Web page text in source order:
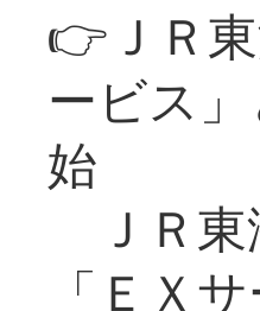
👉ＪＲ
ービス
始
ＪＲ東
「ＥＸ